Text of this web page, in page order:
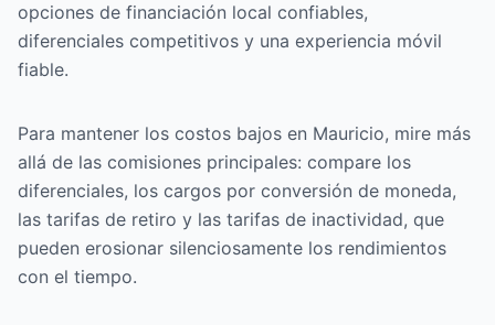
opciones de financiación local confiables,
diferenciales competitivos y una experiencia móvil
fiable.
Para mantener los costos bajos en Mauricio, mire más
allá de las comisiones principales: compare los
diferenciales, los cargos por conversión de moneda,
las tarifas de retiro y las tarifas de inactividad, que
pueden erosionar silenciosamente los rendimientos
con el tiempo.